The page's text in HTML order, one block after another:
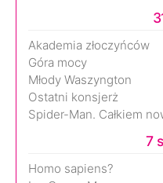
Akademia złoczyńców
Góra mocy
Młody Waszyngton
Ostatni konsjerż
Spider-Man. Całkiem
7
Homo sapiens?